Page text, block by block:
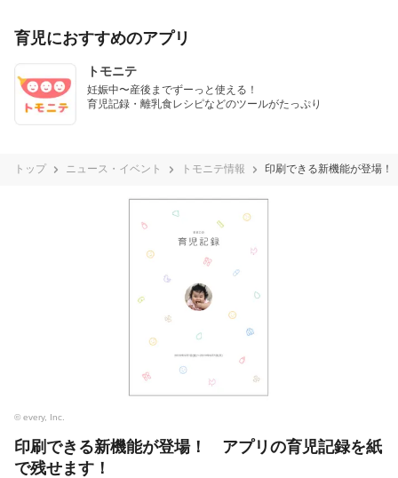
育児におすすめのアプリ
トモニテ
妊娠中〜産後までずーっと使える！
育児記録・離乳食レシピなどのツールがたっぷり
トップ ニュース・イベント トモニテ情報 印刷できる新機能が登場
© every, Inc.
印刷できる新機能が登場！ アプリの育児記録を紙
で残せます！